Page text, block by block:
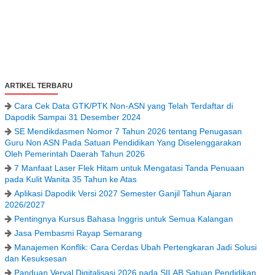
ARTIKEL TERBARU
Cara Cek Data GTK/PTK Non-ASN yang Telah Terdaftar di
Dapodik Sampai 31 Desember 2024
SE Mendikdasmen Nomor 7 Tahun 2026 tentang Penugasan
Guru Non ASN Pada Satuan Pendidikan Yang Diselenggarakan
Oleh Pemerintah Daerah Tahun 2026
7 Manfaat Laser Flek Hitam untuk Mengatasi Tanda Penuaan
pada Kulit Wanita 35 Tahun ke Atas
Aplikasi Dapodik Versi 2027 Semester Ganjil Tahun Ajaran
2026/2027
Pentingnya Kursus Bahasa Inggris untuk Semua Kalangan
Jasa Pembasmi Rayap Semarang
Manajemen Konflik: Cara Cerdas Ubah Pertengkaran Jadi Solusi
dan Kesuksesan
Panduan Verval Digitalisasi 2026 pada SILAB Satuan Pendidikan